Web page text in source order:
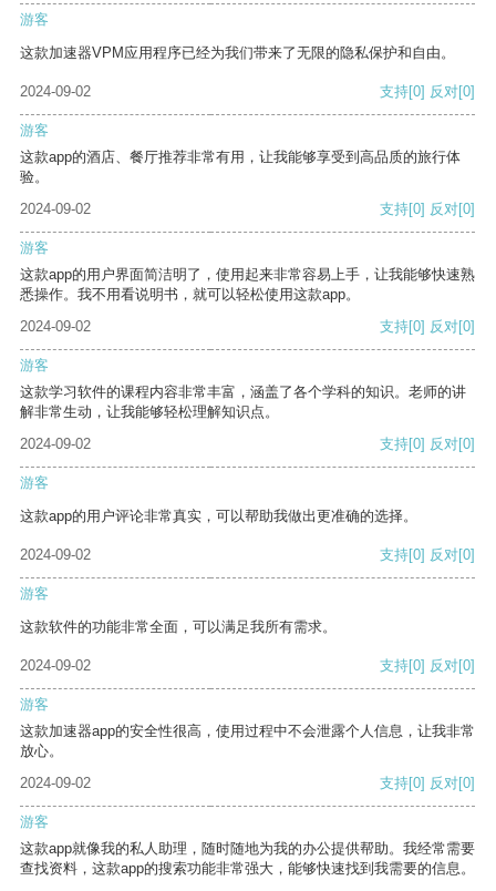
游客
这款加速器VPM应用程序已经为我们带来了无限的隐私保护和自由。
2024-09-02 支持[0] 反对[0]
游客
这款app的酒店、餐厅推荐非常有用，让我能够享受到高品质的旅行体
验。
2024-09-02
支持[0] 反对[0]
游客
这款app的用户界面简洁明了，使用起来非常容易上手，让我能够快速熟
悉操作。我不用看说明书，就可以轻松使用这款app。
2024-09-02
支持[0] 反对[0]
游客
这款学习软件的课程内容非常丰富，涵盖了各个学科的知识。老师的讲
解非常生动，让我能够轻松理解知识点。
2024-09-02
支持[0] 反对[0]
游客
这款app的用户评论非常真实，可以帮助我做出更准确的选择。
2024-09-02 支持[0] 反对[0]
游客
这款软件的功能非常全面，可以满足我所有需求。
2024-09-02 支持[0] 反对[0]
游客
这款加速器app的安全性很高，使用过程中不会泄露个人信息，让我非常
放心。
2024-09-02
支持[0] 反对[0]
游客
这款app就像我的私人助理，随时随地为我的办公提供帮助。我经常需要
查找资料，这款app的搜索功能非常强大，能够快速找到我需要的信息。